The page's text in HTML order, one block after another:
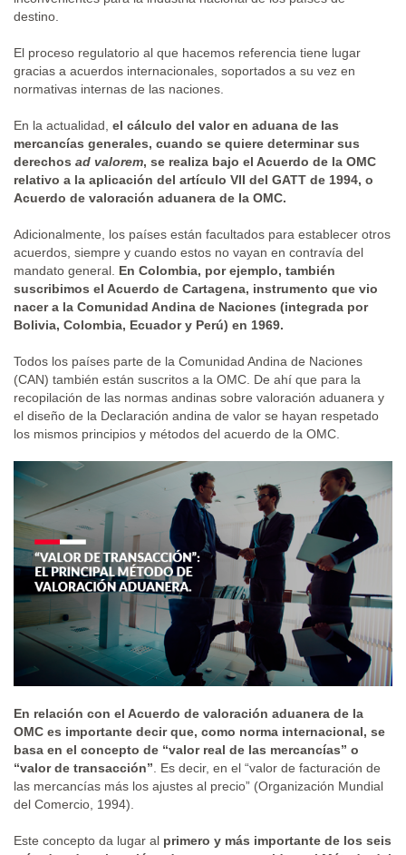
destino.
El proceso regulatorio al que hacemos referencia tiene lugar
gracias a acuerdos internacionales, soportados a su vez en
normativas internas de las naciones.
En la actualidad, el cálculo del valor en aduana de las
mercancías generales, cuando se quiere determinar sus
derechos ad valorem, se realiza bajo el Acuerdo de la OMC
relativo a la aplicación del artículo VII del GATT de 1994, o
Acuerdo de valoración aduanera de la OMC.
Adicionalmente, los países están facultados para establecer otros
acuerdos, siempre y cuando estos no vayan en contravía del
mandato general. En Colombia, por ejemplo, también
suscribimos el Acuerdo de Cartagena, instrumento que vio
nacer a la Comunidad Andina de Naciones (integrada por
Bolivia, Colombia, Ecuador y Perú) en 1969.
Todos los países parte de la Comunidad Andina de Naciones
(CAN) también están suscritos a la OMC. De ahí que para la
recopilación de las normas andinas sobre valoración aduanera y
el diseño de la Declaración andina de valor se hayan respetado
los mismos principios y métodos del acuerdo de la OMC.
En relación con el Acuerdo de valoración aduanera de la
OMC es importante decir que, como norma internacional, se
basa en el concepto de “valor real de las mercancías” o
“valor de transacción” . Es decir, en el “valor de facturación de
las mercancías más los ajustes al precio” (Organización Mundial
del Comercio, 1994).
Este concepto da lugar al primero y más importante de los seis